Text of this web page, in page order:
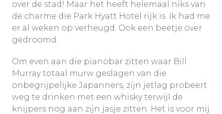
over de stad! Maar het heeft helemaal niks van
de charme die Park Hyatt Hotel rijk is. Ik had me
er al weken op verheugd. Ook een beetje over
gedroomd.
Om even aan die pianobar zitten waar Bill
Murray totaal murw geslagen van die
onbegrijpelijke Japanners, zijn jetlag probeert
weg te drinken met een whisky terwijl de
knijpers nog aan zijn jasje zitten. Het is voor mij